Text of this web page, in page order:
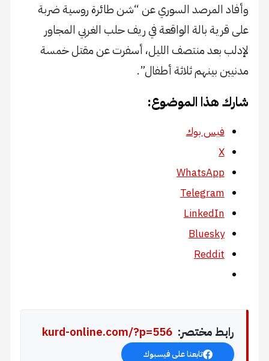
وأفاد المرصد السوري عن “شن طائرة روسية ضربة
على قرية بالة الواقعة في ريف حلب الغربي المجاور
لإدلب بعد منتصف الليل، أسفرت عن مقتل خمسة
مدنيين بينهم ثلاثة أطفال”.
شارك هذا الموضوع:
فيس بوك
X
WhatsApp
Telegram
LinkedIn
Bluesky
Reddit
رابط مختصر: kurd-online.com/?p=556
تابعنا على فيسبوك